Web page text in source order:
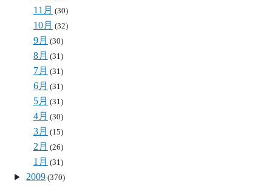
11月 (30)
10月 (32)
9月 (30)
8月 (31)
7月 (31)
6月 (31)
5月 (31)
4月 (30)
3月 (15)
2月 (26)
1月 (31)
2009 (370)